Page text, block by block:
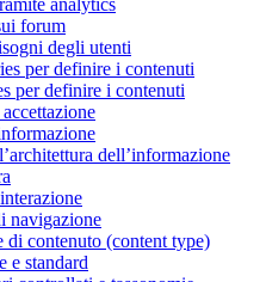
analytics
forum
degli utenti
per definire i contenuti
per definire i contenuti
dell’informazione
navigazione
di contenuto (content type)
e standard